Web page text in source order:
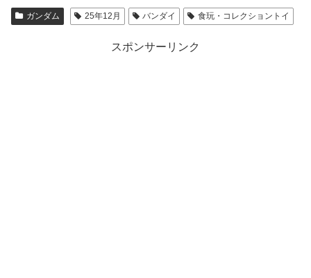
ガンダム 25年12月 バンダイ 食玩・コレクショントイ
スポンサーリンク